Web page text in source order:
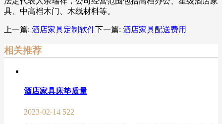
具、中高档木门、木线材料等。
上一篇: 酒店家具定制软件下一篇: 酒店家具配送费用
相关推荐
酒店家具床垫质量
2023-02-14 522